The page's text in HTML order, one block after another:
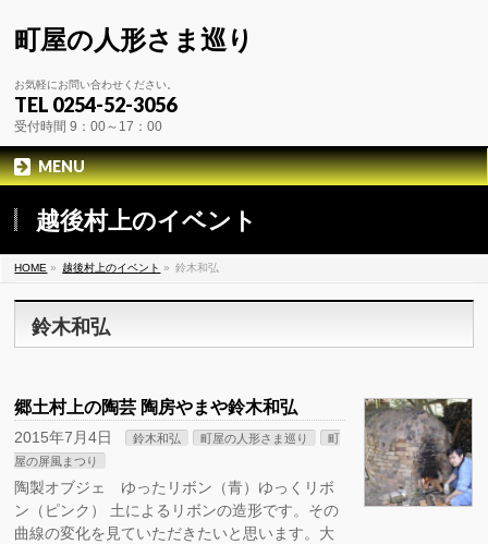
町屋の人形さま巡り
お気軽にお問い合わせください。
TEL 0254-52-3056
受付時間 9：00～17：00
MENU
越後村上のイベント
HOME » 越後村上のイベント » 鈴木和弘
鈴木和弘
郷土村上の陶芸 陶房やまや鈴木和弘
2015年7月4日 鈴木和弘 町屋の人形さま巡り
町
屋の屏風まつり
陶製オブジェ ゆったリボン（青）ゆっくリボ
ン（ピンク） 土によるリボンの造形です。その
曲線の変化を見ていただきたいと思います。大